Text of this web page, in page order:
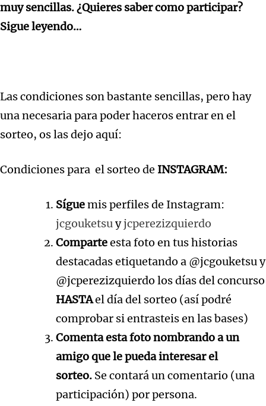
muy sencillas. ¿Quieres saber como participar?
Sigue leyendo…
Las condiciones son bastante sencillas, pero hay
una necesaria para poder haceros entrar en el
sorteo, os las dejo aquí:
Condiciones para el sorteo de INSTAGRAM:
Síguemis perfiles de Instagram:
jcgouketsuyjcperezizquierdo
Comparteesta foto en tus historias
destacadas etiquetando a @jcgouketsu y
@jcperezizquierdo los días del concurso
HASTAel día del sorteo (así podré
comprobar si entrasteis en las bases)
Comenta esta foto nombrando a un
amigo que le pueda interesar el
sorteo. Se contará un comentario (una
participación) por persona.